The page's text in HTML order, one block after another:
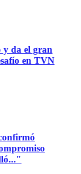
y da el gran
en TVN